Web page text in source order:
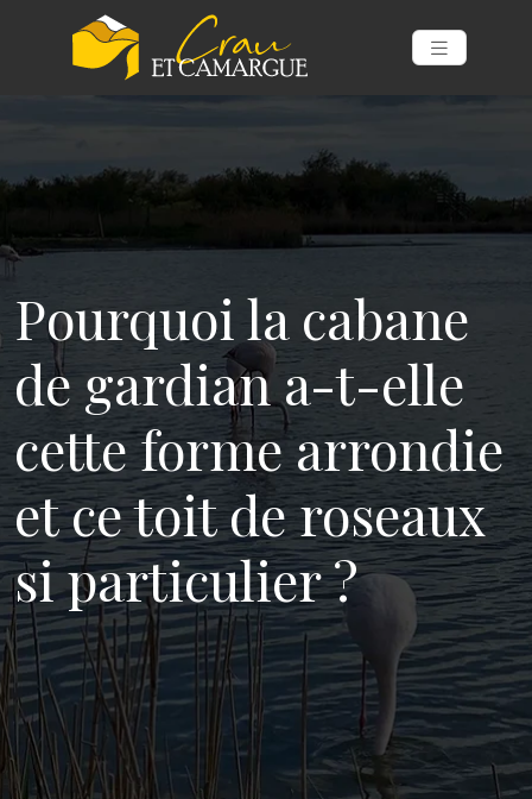
Pourquoi la cabane
de gardian a-t-elle
cette forme arrondie
et ce toit de roseaux
si particulier ?